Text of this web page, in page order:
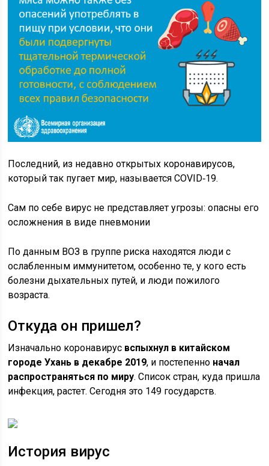
Последний, из недавно открытых коронавирусов,
который так пугает мир, называется COVID‑19.
Сам по себе вирус не представляет угрозы: опасны его
осложнения в виде пневмонии
По данным ВОЗ в группе риска находятся люди с
ослабленным иммунитетом, особенно те, у кого есть
болезни дыхательных путей, и люди пожилого
возраста.
Откуда он пришел?
Изначально коронавирус вспыхнул в китайском
городе Ухань в декабре 2019, и постепенно начал
распространяться по миру. Список стран, куда пришла
инфекция, растет. Сегодня это 149 государств.
История вирус